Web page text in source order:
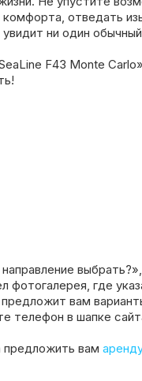
отведать
ни один
F43 Monte
фотогалерея, где
вам
телефон в шапке
предложить вам